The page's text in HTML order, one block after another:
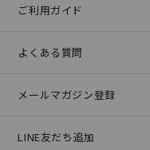
ご利用ガイド
よくある質問
メールマガジン登録
LINE友だち追加